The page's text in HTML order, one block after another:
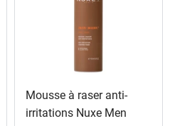
Mousse à raser anti-
irritations Nuxe Men